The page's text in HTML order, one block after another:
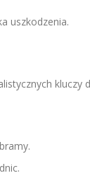
uszkodzenia.
kluczy